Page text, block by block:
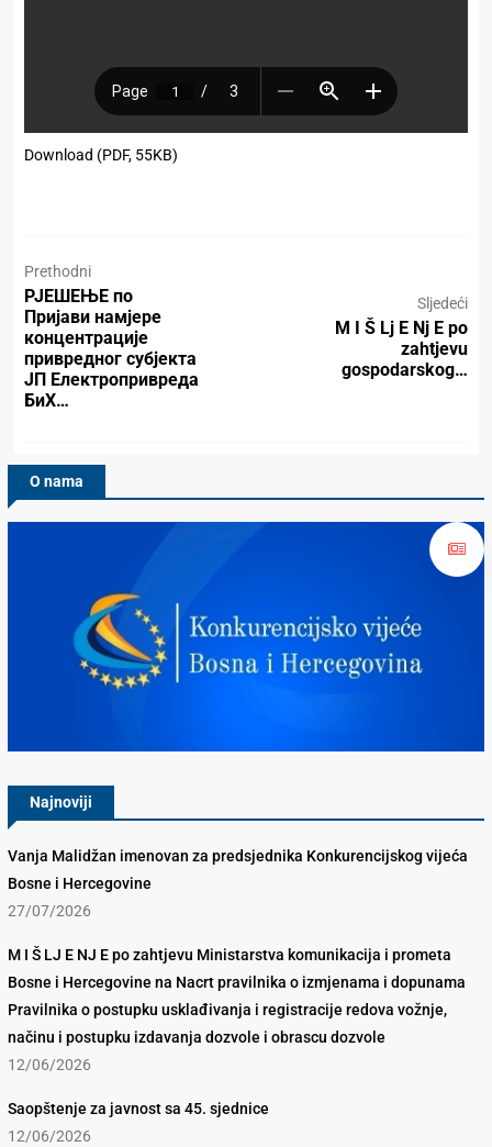
Download (PDF, 55KB)
Prethodni
РЈЕШЕЊЕ по
Пријави намјере
концентрације
привредног субјекта
ЈП Електропривреда
БиХ…
Sljedeći
M I Š Lj E Nj E po
zahtjevu
gospodarskog…
O nama
Najnoviji
Vanja Malidžan imenovan za predsjednika Konkurencijskog vijeća
Bosne i Hercegovine
27/07/2026
M I Š LJ E NJ E po zahtjevu Ministarstva komunikacija i prometa
Bosne i Hercegovine na Nacrt pravilnika o izmjenama i dopunama
Pravilnika o postupku usklađivanja i registracije redova vožnje,
načinu i postupku izdavanja dozvole i obrascu dozvole
12/06/2026
Saopštenje za javnost sa 45. sjednice
12/06/2026